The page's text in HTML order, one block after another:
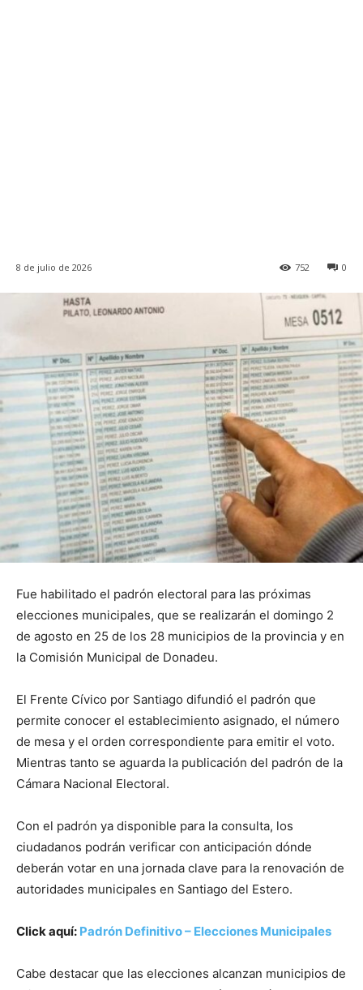
8 de julio de 2026 0
752
Fue habilitado el padrón electoral para las próximas
elecciones municipales, que se realizarán el domingo 2
de agosto en 25 de los 28 municipios de la provincia y en
la Comisión Municipal de Donadeu.
El Frente Cívico por Santiago difundió el padrón que
permite conocer el establecimiento asignado, el número
de mesa y el orden correspondiente para emitir el voto.
Mientras tanto se aguarda la publicación del padrón de la
Cámara Nacional Electoral.
Con el padrón ya disponible para la consulta, los
ciudadanos podrán verificar con anticipación dónde
deberán votar en una jornada clave para la renovación de
autoridades municipales en Santiago del Estero.
Click aquí: Padrón Definitivo – Elecciones Municipales
Cabe destacar que las elecciones alcanzan municipios de